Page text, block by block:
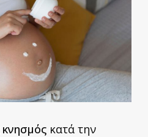
κατά την